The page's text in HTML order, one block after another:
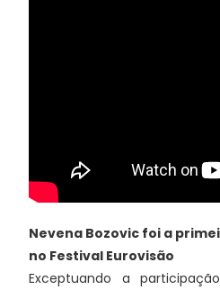
Nevena Bozovic foi a
no Festival Eurovisão
Exceptuando a